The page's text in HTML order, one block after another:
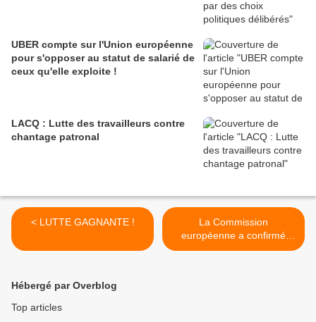
UBER compte sur l'Union européenne
pour s'opposer au statut de salarié de
ceux qu'elle exploite !
LACQ : Lutte des travailleurs contre
chantage patronal
< LUTTE GAGNANTE !
La Commission
européenne a confirmé
qu’elle attendait avec
Hébergé par Overblog
Top articles